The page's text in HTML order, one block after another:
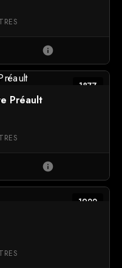
info
1877
Préault
info
1922